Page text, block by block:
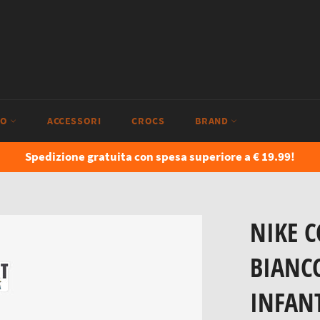
ACCESSORI CROCS BRAND
Spedizione gratuita con spesa superiore a € 19.99!
NIKE